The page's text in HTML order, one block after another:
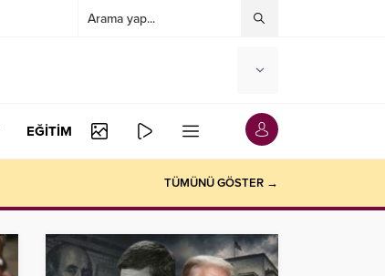
EĞİTİM
TÜMÜNÜ GÖSTER →